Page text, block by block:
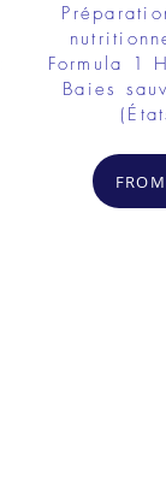
Formula 1
Baies